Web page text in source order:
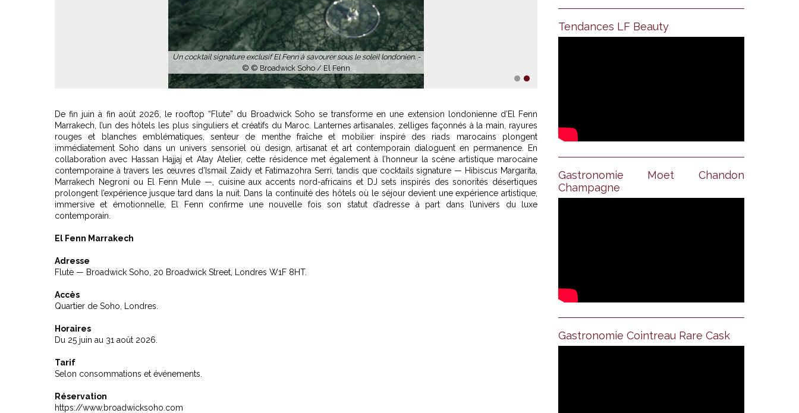
Un cocktail signature exclusif El Fenn à savourer sous le soleil londonien. -
© © Broadwick Soho / El Fenn
De fin juin à fin août 2026, le rooftop “Flute” du Broadwick Soho se transforme en une extension londonienne d’El Fenn
Marrakech, l’un des hôtels les plus singuliers et créatifs du Maroc. Lanternes artisanales, zelliges façonnés à la main, rayures
rouges et blanches emblématiques, senteur de menthe fraîche et mobilier inspiré des riads marocains plongent
immédiatement Soho dans un univers sensoriel où design, artisanat et art contemporain dialoguent en permanence. En
collaboration avec Hassan Hajjaj et Atay Atelier, cette résidence met également à l’honneur la scène artistique marocaine
contemporaine à travers les œuvres d’Ismail Zaidy et Fatimazohra Serri, tandis que cocktails signature — Hibiscus Margarita,
Marrakech Negroni ou El Fenn Mule —, cuisine aux accents nord-africains et DJ sets inspirés des sonorités désertiques
prolongent l’expérience jusque tard dans la nuit. Dans la continuité des hôtels où le séjour devient une expérience artistique,
immersive et émotionnelle, El Fenn confirme une nouvelle fois son statut d’adresse à part dans l’univers du luxe
contemporain.
El Fenn Marrakech
Adresse
Flute — Broadwick Soho, 20 Broadwick Street, Londres W1F 8HT.
Accès
Quartier de Soho, Londres.
Horaires
Du 25 juin au 31 août 2026.
Tarif
Selon consommations et événements.
Réservation
https://www.broadwicksoho.com
Tendances LF Beauty
Gastronomie Moet Chandon
Champagne
Gastronomie Cointreau Rare Cask